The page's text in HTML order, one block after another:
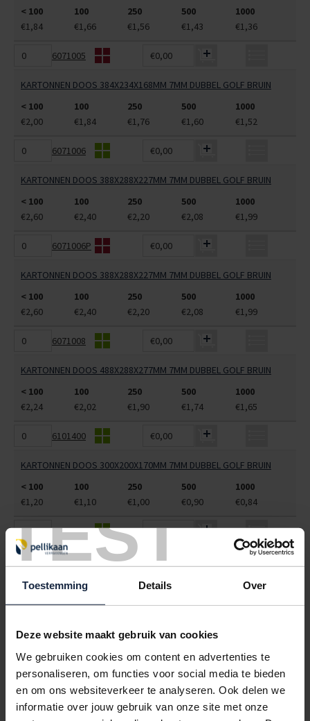
TEST
Toestemming Details Over
Deze website maakt gebruik van cookies
We gebruiken cookies om content en advertenties te
personaliseren, om functies voor social media te bieden
en om ons websiteverkeer te analyseren. Ook delen we
informatie over jouw gebruik van onze site met onze
< 100
100 250 500
1000
€1,84
€1,66 €1,56 €1,43 €1,36
6071005 €0,00
KARTONNEN DOOS 384X234X168MM 7MM DUBBEL GOLF BRUIN
< 100
100 250 500
1000
€2,00
€1,84 €1,76 €1,60 €1,52
6071006 €0,00
KARTONNEN DOOS 388X288X227MM 7MM DUBBEL GOLF BRUIN
< 100
100 250 500
1000
€2,60
€2,40 €2,20 €2,08 €1,99
6071006P €0,00
KARTONNEN DOOS 388X288X227MM 7MM DUBBEL GOLF BRUIN
< 100
100 250 500
1000
€2,60
€2,40 €2,20 €2,08 €1,99
6071008 €0,00
KARTONNEN DOOS 488X288X277MM 7MM DUBBEL GOLF BRUIN
< 100
100 250 500
1000
€2,24
€2,02 €1,90 €1,74 €1,65
6101400 €0,00
KARTONNEN DOOS 300X200X170MM 7MM DUBBEL GOLF BRUIN
< 100
100 250 500
1000
€1,20
€1,10 €1,00 €0,90 €0,84
6101425 €0,00
KARTONNEN DOOS 300X300X150MM 4.5MM DUBBEL GOLF BRUIN
< 100
100 250
1000
KARTONNEN DOOS 350X350X250MM 4½MM DUBBEL GOLF BRUIN
< 100
100 250 500
1000
€2,34
€2,15 €1,95 €1,76 €1,64